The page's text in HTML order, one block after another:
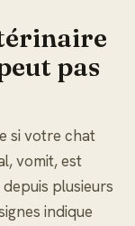
pas
si votre chat
vomit, est
plusieurs
indique